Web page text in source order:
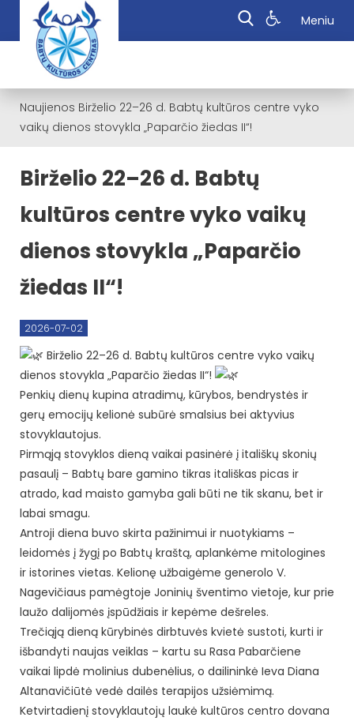
Meniu
Naujienos Birželio 22–26 d. Babtų kultūros centre vyko
vaikų dienos stovykla „Paparčio žiedas II“!
Birželio 22–26 d. Babtų
kultūros centre vyko vaikų
dienos stovykla „Paparčio
žiedas II“!
2026-07-02
Birželio 22–26 d. Babtų kultūros centre vyko vaikų
dienos stovykla „Paparčio žiedas II“!
Penkių dienų kupina atradimų, kūrybos, bendrystės ir
gerų emocijų kelionė subūrė smalsius bei aktyvius
stovyklautojus.
Pirmąją stovyklos dieną vaikai pasinėrė į itališkų skonių
pasaulį – Babtų bare gamino tikras itališkas picas ir
atrado, kad maisto gamyba gali būti ne tik skanu, bet ir
labai smagu.
Antroji diena buvo skirta pažinimui ir nuotykiams –
leidomės į žygį po Babtų kraštą, aplankėme mitologines
ir istorines vietas. Kelionę užbaigėme generolo V.
Nagevičiaus pamėgtoje Joninių šventimo vietoje, kur prie
laužo dalijomės įspūdžiais ir kepėme dešreles.
Trečiąją dieną kūrybinės dirbtuvės kvietė sustoti, kurti ir
išbandyti naujas veiklas – kartu su Rasa Pabarčiene
vaikai lipdė molinius dubenėlius, o dailininkė Ieva Diana
Altanavičiūtė vedė dailės terapijos užsiėmimą.
Ketvirtadienį stovyklautojų laukė kultūros centro dovana